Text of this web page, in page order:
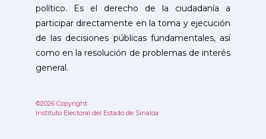
político. Es el derecho de la ciudadanía a
participar directamente en la toma y ejecución
de las decisiones públicas fundamentales, así
como en la resolución de problemas de interés
general.
©2026 Copyright
Instituto Electoral del Estado de Sinaloa